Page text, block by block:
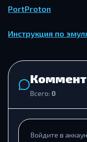
PortProton
Инструкция по
Всего: 0
Войдите в